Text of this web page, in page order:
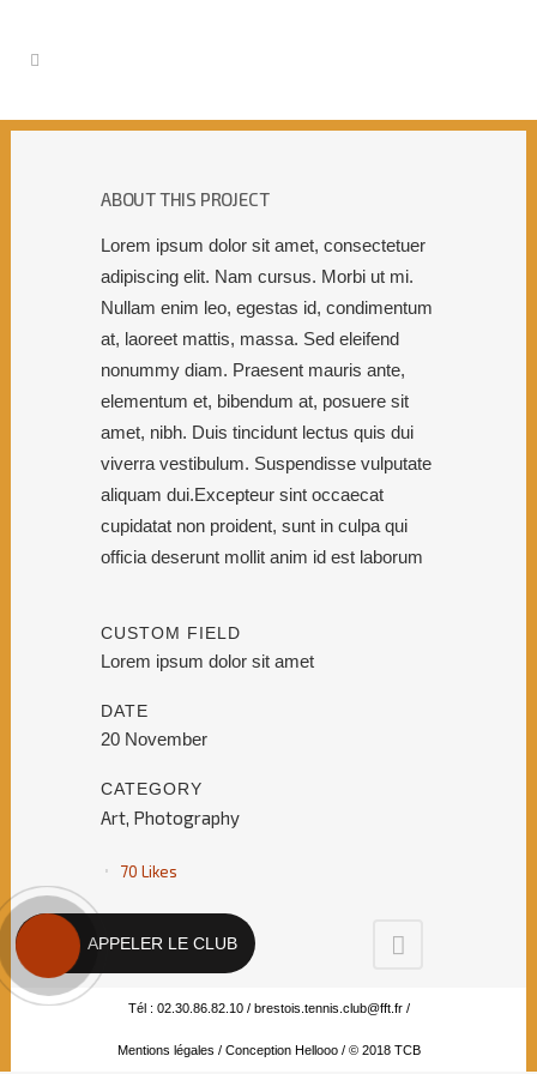
ABOUT THIS PROJECT
Lorem ipsum dolor sit amet, consectetuer
adipiscing elit. Nam cursus. Morbi ut mi.
Nullam enim leo, egestas id, condimentum
at, laoreet mattis, massa. Sed eleifend
nonummy diam. Praesent mauris ante,
elementum et, bibendum at, posuere sit
amet, nibh. Duis tincidunt lectus quis dui
viverra vestibulum. Suspendisse vulputate
aliquam dui.Excepteur sint occaecat
cupidatat non proident, sunt in culpa qui
officia deserunt mollit anim id est laborum
CUSTOM FIELD
Lorem ipsum dolor sit amet
DATE
20 November
CATEGORY
Art, Photography
70 Likes
Tél : 02.30.86.82.10 / brestois.tennis.club@fft.fr /
Mentions légales / Conception Hellooo/ © 2018 TCB
APPELER LE CLUB